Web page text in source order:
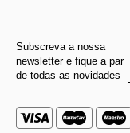
Subscreva a nossa
newsletter e fique a par
de todas as novidades